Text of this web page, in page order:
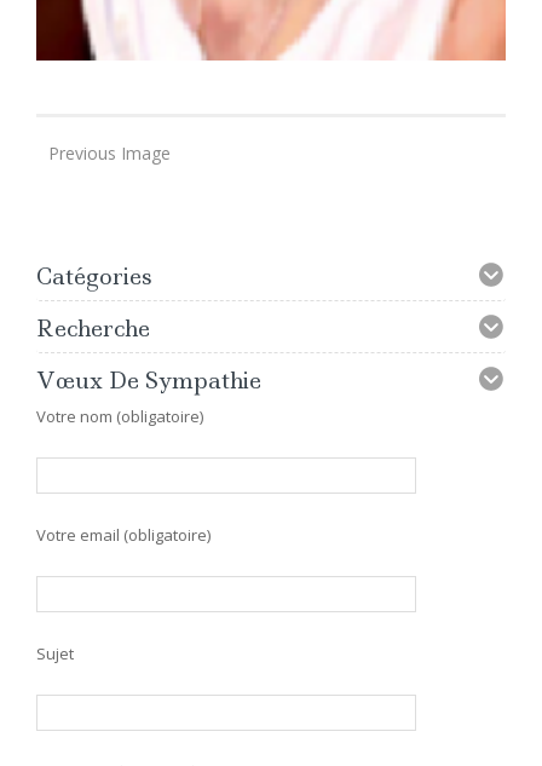
Previous Image
Catégories
Recherche
Vœux De Sympathie
Votre nom (obligatoire)
Votre email (obligatoire)
Sujet